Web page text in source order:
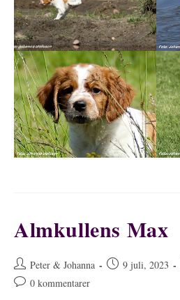
Almkullens Max
Inläggsförfattare:
Peter & Johanna
Inlägget9 juli, 2023
Kommentarer
0 kommentarer